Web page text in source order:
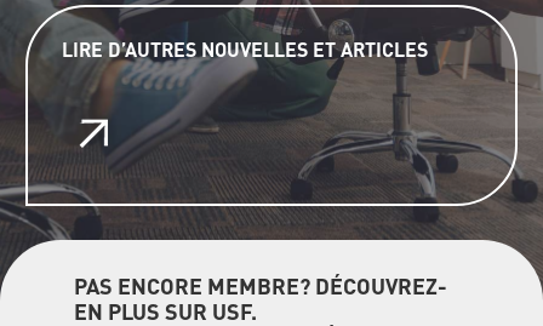
LIRE D’AUTRES NOUVELLES ET ARTICLES
PAS ENCORE MEMBRE? DÉCOUVREZ-
EN PLUS SUR USF.